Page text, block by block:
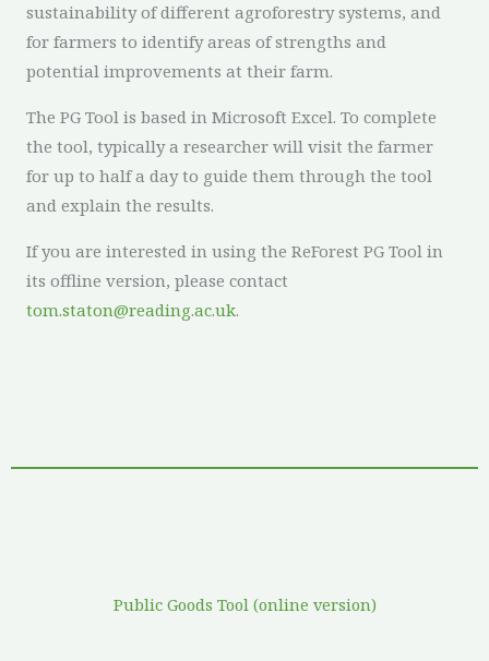
sustainability of different agroforestry systems, and
for farmers to identify areas of strengths and
potential improvements at their farm.
The PG Tool is based in Microsoft Excel. To complete
the tool, typically a researcher will visit the farmer
for up to half a day to guide them through the tool
and explain the results.
If you are interested in using the ReForest PG Tool in
its offline version, please contact
tom.staton@reading.ac.uk.
Public Goods Tool (online version)